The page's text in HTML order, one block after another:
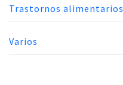
Trastornos alimentarios
Varios